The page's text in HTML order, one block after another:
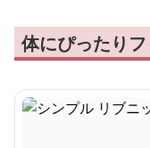
体にぴったり